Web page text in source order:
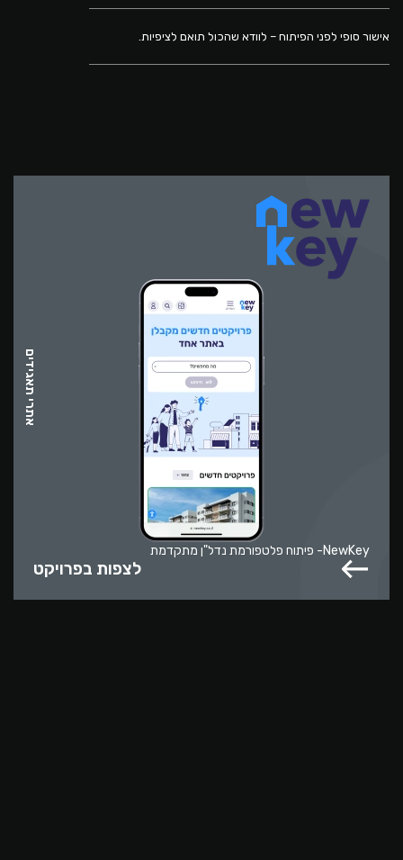
אישור סופי לפני הפיתוח – לוודא שהכול תואם לציפיות.
אתרי תאגידים